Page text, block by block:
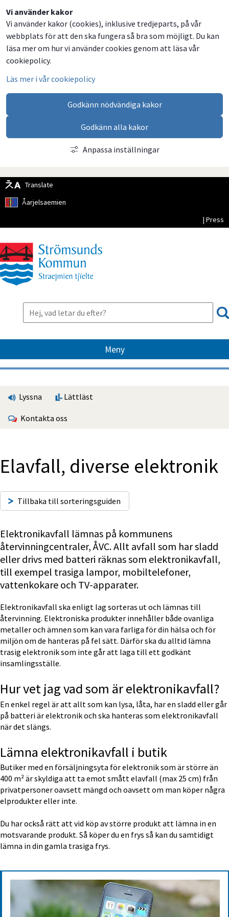
Vi använder kakor
Vi använder kakor (cookies), inklusive tredjeparts, på vår
webbplats för att den ska fungera så bra som möjligt. Du kan
läsa mer om hur vi använder cookies genom att läsa vår
cookiepolicy.
Läs mer i vår cookiepolicy
Godkänn nödvändiga kakor
Godkänn alla kakor
Anpassa inställningar
Translate
Åarjelsaemien
| Press
Meny
Lyssna Lättläst
Kontakta oss
Elavfall, diverse elektronik
Tillbaka till sorteringsguiden
Elektronikavfall lämnas på kommunens
återvinningcentraler, ÅVC. Allt avfall som har sladd
eller drivs med batteri räknas som elektronikavfall,
till exempel trasiga lampor, mobiltelefoner,
vattenkokare och TV-apparater.
Elektronikavfall ska enligt lag sorteras ut och lämnas till
återvinning. Elektroniska produkter innehåller både ovanliga
metaller och ämnen som kan vara farliga för din hälsa och för
miljön om de hanteras på fel sätt. Därför ska du alltid lämna
trasig elektronik som inte går att laga till ett godkänt
insamlingsställe.
Hur vet jag vad som är elektronikavfall?
En enkel regel är att allt som kan lysa, låta, har en sladd eller går
på batteri är elektronik och ska hanteras som elektronikavfall
när det slängs.
Lämna elektronikavfall i butik
Butiker med en försäljningsyta för elektronik som är större än
400 m² är skyldiga att ta emot smått elavfall (max 25 cm) från
privatpersoner oavsett mängd och oavsett om man köper några
elprodukter eller inte.
Du har också rätt att vid köp av större produkt att lämna in en
motsvarande produkt. Så köper du en frys så kan du samtidigt
lämna in din gamla trasiga frys.
Dela
på
Facebook
Dela
på
Twitter
Dela
på
LinkedIn
Dela
via
email